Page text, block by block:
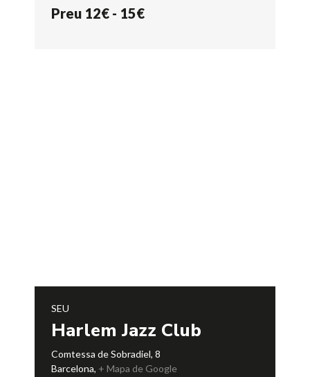
Preu 12€ - 15€
SEU
Harlem Jazz Club
Comtessa de Sobradiel, 8
Barcelona, + Mapa de Google